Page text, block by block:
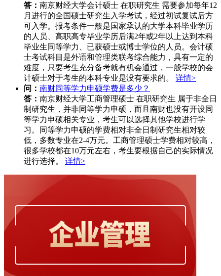
答： 南京财经大学会计硕士 在职研究生 需要参加每年12
月进行的全国硕士研究生入学考试，经过初试复试后方
可入学。报考条件一般是国家承认的大学本科毕业学历
的人员、高职高专毕业学历后满2年或2年以上达到本科
毕业生同等学力、已获硕士或博士学位的人员。会计硕
士考试科目是外语和管理类联考综合能力，具有一定的
难度，只要考生充分备考就有机会通过，一般学校的会
计硕士对于考生的本科专业是没有要求的。 详情>
问： 南财同等学力申硕学费是多少？
答： 南京财经大学工商管理硕士 在职研究生 属于非全日
制研究生，并非同等学力申硕，而且南财也没有开设同
等学力申硕相关专业，考生可以选择其他学校进行学
习。同等学力申硕的学费相对非全日制研究生相对较
低，多数专业在2-4万元。工商管理硕士学费相对较高，
很多学校都在10万元左右，考生要根据自己的实际情况
进行选择。 详情>